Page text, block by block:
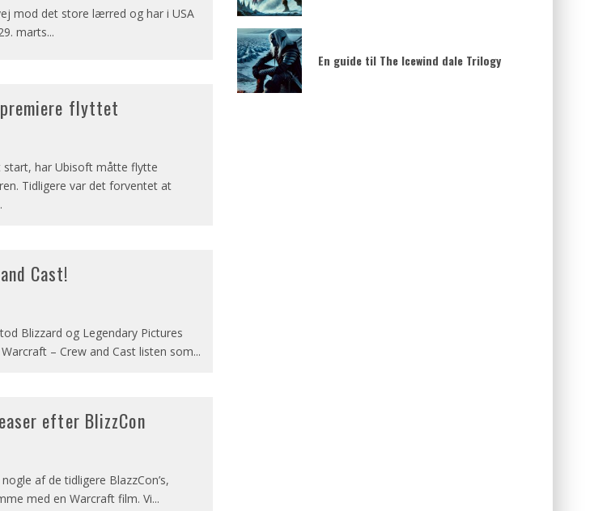
mod det store lærred og har i USA
marts...
premiere flyttet
start, har Ubisoft måtte flytte
Tidligere var det forventet at
Cast!
Blizzard og Legendary Pictures
– Crew and Cast listen som...
efter BlizzCon
af de tidligere BlazzCon’s,
med en Warcraft film. Vi...
En guide til The Icewind dale Trilogy